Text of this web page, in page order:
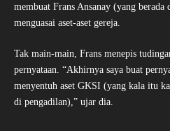
membuat Frans Ansanay (yang
menguasai aset-aset gereja.
Tak main-main, Frans menepis
pernyataan. “Akhirnya saya buat
menyentuh aset GKSI (yang kala itu
di pengadilan),” ujar dia.